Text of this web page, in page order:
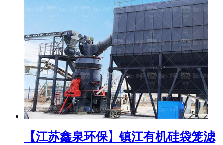
‌【江苏鑫泉环保】镇江有机硅袋笼滤